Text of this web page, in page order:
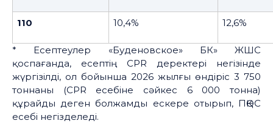
110 10,4% 12,6%
* Есептеулер «Буденовское» БК» ЖШС
қоспағанда, есептің CPR деректері негізінде
жүргізілді, ол бойынша 2026 жылғы өндіріс 3 750
тоннаны (CPR есебіне сәйкес 6 000 тонна)
құрайды деген болжамды ескере отырып, ПҚӨС
есебі негізделеді.